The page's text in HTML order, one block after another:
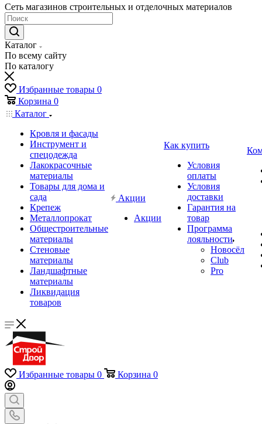
Сеть магазинов строительных и отделочных материалов
Каталог
По всему сайту
По каталогу
Избранные товары 0
Корзина 0
Каталог
Кровля и фасады
Инструмент и
спецодежда
Лакокрасочные
материалы
Товары для дома и
сада
Крепеж
Металлопрокат
Общестроительные
материалы
Стеновые
материалы
Ландшафтные
материалы
Ликвидация
товаров
Акции
Акции
Как купить
Условия
оплаты
Условия
доставки
Гарантия на
товар
Программа
лояльности
Новосёл
Club
Pro
Избранные товары 0 Корзина 0